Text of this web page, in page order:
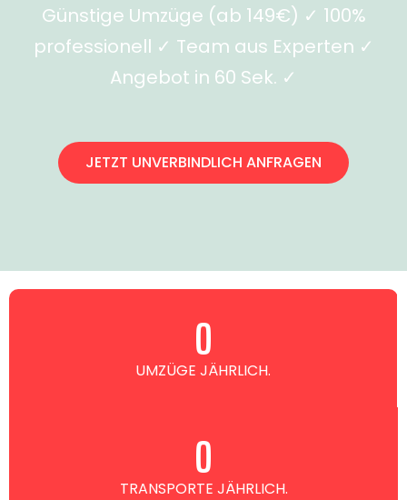
Günstige Umzüge (ab 149€) ✓ 100%
professionell ✓ Team aus Experten ✓
Angebot in 60 Sek. ✓
JETZT UNVERBINDLICH ANFRAGEN
UMZÜGE JÄHRLICH.
0
TRANSPORTE JÄHRLICH.
0